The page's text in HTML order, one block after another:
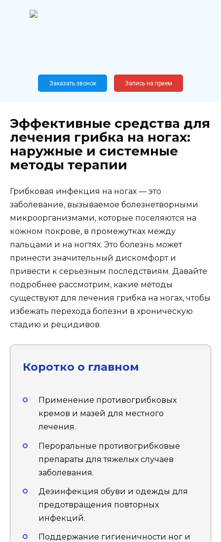
Новослободская, 62, к12
Заказать звонок Запись на прием
Эффективные средства для
лечения грибка на ногах:
наружные и системные
методы терапии
Грибковая инфекция на ногах — это
заболевание, вызываемое болезнетворными
микроорганизмами, которые поселяются на
кожном покрове, в промежутках между
пальцами и на ногтях. Это болезнь может
принести значительный дискомфорт и
привести к серьезным последствиям. Давайте
подробнее рассмотрим, какие методы
существуют для лечения грибка на ногах, чтобы
избежать перехода болезни в хроническую
стадию и рецидивов.
Коротко о главном
Применение противогрибковых
кремов и мазей для местного
лечения.
Пероральные противогрибковые
препараты для тяжелых случаев
заболевания.
Дезинфекция обуви и одежды для
предотвращения повторных
инфекций.
Поддержание гигиеничности ног и